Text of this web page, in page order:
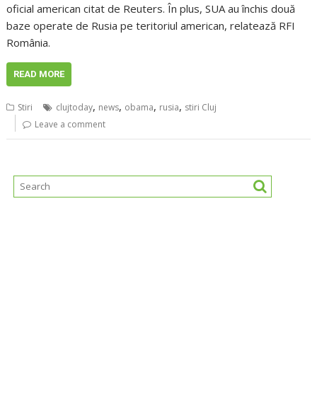
oficial american citat de Reuters. În plus, SUA au închis două
baze operate de Rusia pe teritoriul american, relatează RFI
România.
READ MORE
Stiri clujtoday, news, obama, rusia, stiri Cluj
Leave a comment